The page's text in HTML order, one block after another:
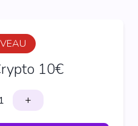
10€
+